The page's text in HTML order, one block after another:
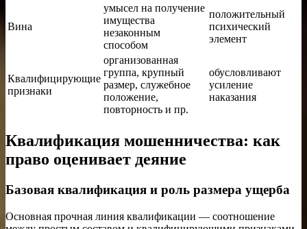
Вина
умысел на получение
имущества
незаконным
способом
положительный
психический
элемент
Квалифицирующие
признаки
организованная
группа, крупный
размер, служебное
положение,
повторность и пр.
обусловливают
усиление
наказания
Квалификация мошенничества: как
право оценивает деяние
Базовая квалификация и роль размера ущерба
Основная прочная линия квалификации — соотношение